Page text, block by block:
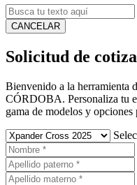
CANCELAR
Solicitud de
Bienvenido a la
CÓRDOBA. Personaliza tu
gama de modelos y